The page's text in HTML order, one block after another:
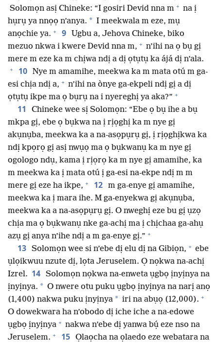
Solomọn asị Chineke: “I gosiri Devid nna m + na ị
hụrụ ya nnọọ n’anya. * I meekwala m eze, mụ
anọchie ya. + 9
Ugbu a, Jehova Chineke, biko
mezuo nkwa i kwere Devid nna m, + n’ihi na ọ bụ gị
mere m eze ka m chịwa ndị a dị ọtụtụ ka ájá dị n’ala.
+ 10 Nye m amamihe, meekwa ka m mata otú m ga-
esi chịa ndị a, + n’ihi na ònye ga-ekpeli ndị gị a dị
ọtụtụ ikpe ma ọ bụrụ na i nyereghị ya aka?” +
11
Chineke wee sị Solomọn: “Ebe ọ bụ ihe a bụ
mkpa gị, ebe ọ bụkwa na ị rịọghị ka m nye gị
akụnụba, meekwa ka a na-asọpụrụ gị, ị rịọghịkwa ka
ndị kpọrọ gị asị nwụọ ma ọ bụkwanụ ka m nye gị
ogologo ndụ, kama ị rịọrọ ka m nye gị amamihe, ka
m meekwa ka ị mata otú ị ga-esi na-ekpe ndị m m
mere gị eze ha ikpe, + 12 m ga-enye gị amamihe,
meekwa ka ị mara ihe. M ga-enyekwa gị akụnụba,
meekwa ka a na-asọpụrụ gị. O nweghị eze bu gị ụzọ
chịa ma ọ bụkwanụ nke ga-achị ma ị chịchaa ga-ahụ
azụ gị anya n’ihe ndị a m ga-enye gị.” +
13 Solomọn wee si n’ebe dị elu dị na Gibiọn, + ebe
ụlọikwuu nzute dị, lọta Jeruselem. Ọ nọkwa na-achị
Izrel. 14 Solomọn nọkwa na-enweta ụgbọ ịnyịnya na
ịnyịnya. * O nwere otu puku ụgbọ ịnyịnya na narị anọ
(1,400) nakwa puku ịnyịnya * iri na abụọ (12,000). +
O dowekwara ha n’obodo dị iche iche a na-edowe
ụgbọ ịnyịnya + nakwa n’ebe dị yanwa bụ́ eze nso na
Jeruselem. + 15 Ọlaọcha na ọlaedo eze webatara na